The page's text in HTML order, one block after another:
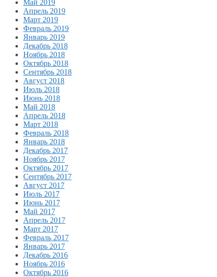
Май 2019
Апрель 2019
Март 2019
Февраль 2019
Январь 2019
Декабрь 2018
Ноябрь 2018
Октябрь 2018
Сентябрь 2018
Август 2018
Июль 2018
Июнь 2018
Май 2018
Апрель 2018
Март 2018
Февраль 2018
Январь 2018
Декабрь 2017
Ноябрь 2017
Октябрь 2017
Сентябрь 2017
Август 2017
Июль 2017
Июнь 2017
Май 2017
Апрель 2017
Март 2017
Февраль 2017
Январь 2017
Декабрь 2016
Ноябрь 2016
Октябрь 2016